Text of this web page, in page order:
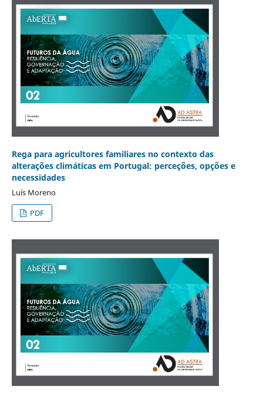
Rega para agricultores familiares no contexto das
alterações climáticas em Portugal: perceções, opções e
necessidades
Luís Moreno
PDF